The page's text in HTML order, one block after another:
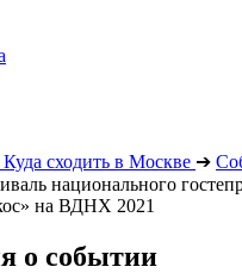
сходить в Москве ➔
национального
на ВДНХ 2021
о событии